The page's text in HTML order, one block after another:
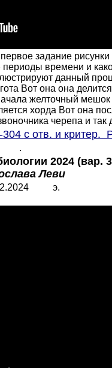
задание
времени и
данный
Вот она она
желточный мешок
хорда Вот она
черепа и так
с отв. и критер.
.
2024 (вар.
Леви
э.